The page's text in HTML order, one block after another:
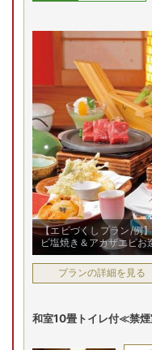
【エビづくしプラン/例
ビ塩焼き＆アカザエビ
お楽しみください！
プランの詳細を見る
和室10畳トイレ付≪禁